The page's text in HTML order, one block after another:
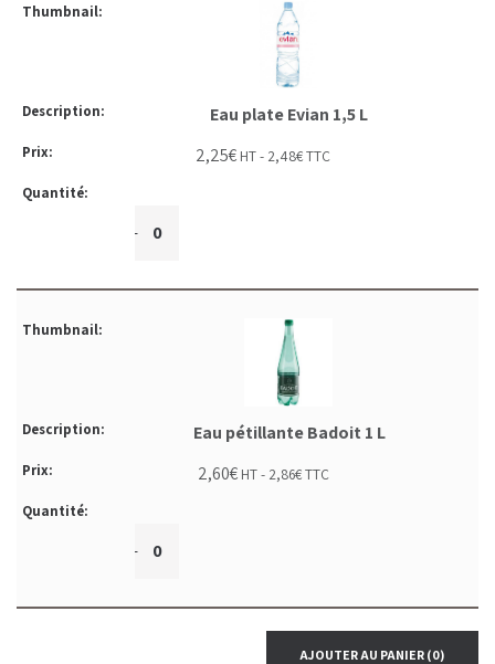
Eau plate Evian 1,5 L
2,25€ HT - 2,48€TTC
+
Eau pétillante Badoit 1 L
2,60€ HT - 2,86€TTC
+
AJOUTER AU PANIER (0)